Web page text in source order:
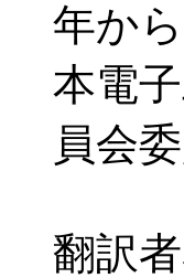
年か
本電
員会
翻訳